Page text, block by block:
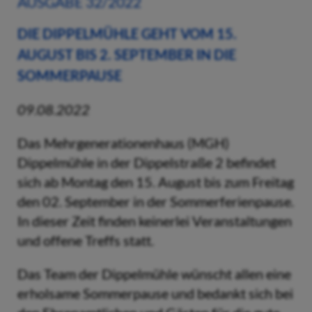
DIE DIPPELMÜHLE GEHT VOM 15.
AUGUST BIS 2. SEPTEMBER IN DIE
SOMMERPAUSE
09.08.2022
Das Mehrgenerationenhaus (MGH)
Dippelmühle in der Dippelstraße 2 befindet
sich ab Montag den 15. August bis zum Freitag
den 02. September in der Sommerferienpause.
In dieser Zeit finden keinerlei Veranstaltungen
und offene Treffs statt.
Das Team der Dippelmühle wünscht allen eine
erholsame Sommerpause und bedankt sich bei